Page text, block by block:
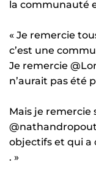
la communauté
« Je remercie
c’est une
Je remercie
n’aurait pas été
Mais je
objectifs et qui a
. »